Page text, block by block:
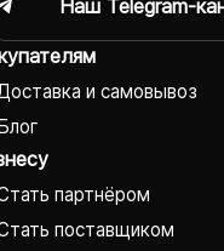
и самовывоз
партнёром
поставщиком
Наш Telegram-